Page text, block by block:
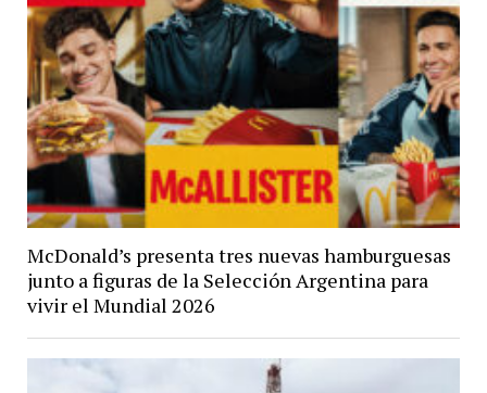
McDonald’s presenta tres nuevas hamburguesas
junto a figuras de la Selección Argentina para
vivir el Mundial 2026